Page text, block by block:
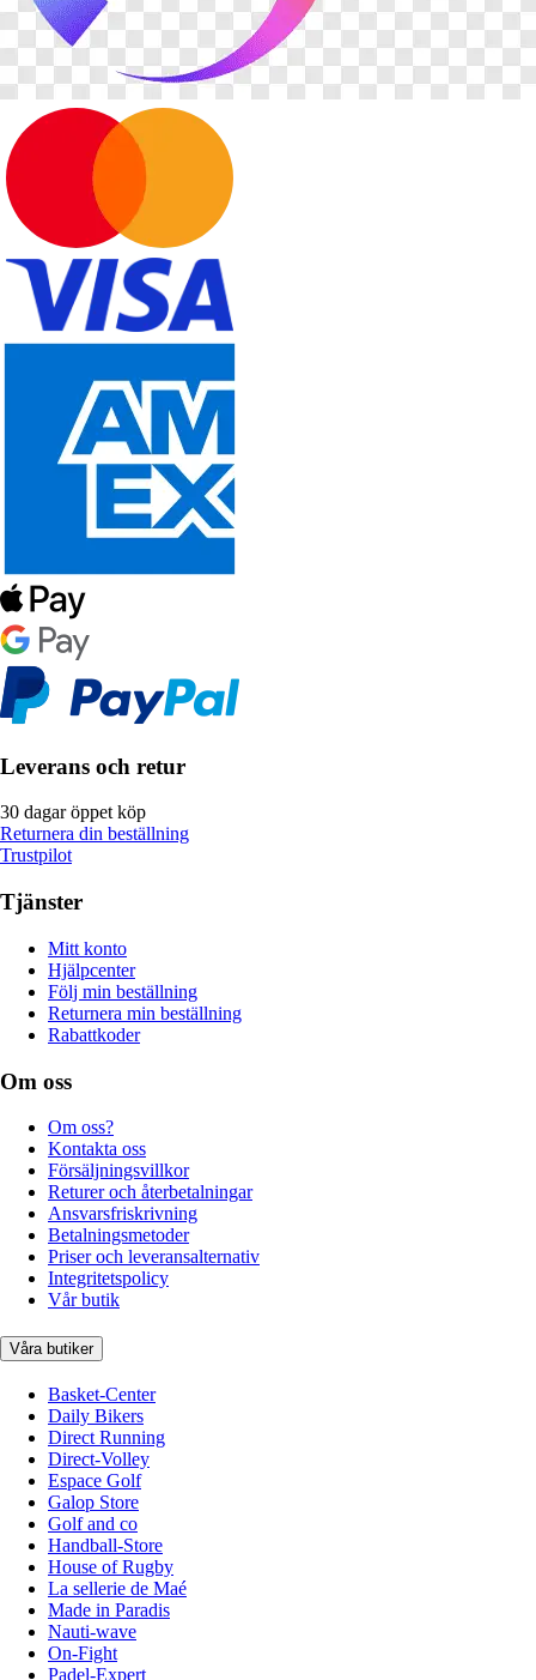
Leverans och retur
30 dagar öppet köp
Returnera din beställning
Trustpilot
Tjänster
Mitt konto
Hjälpcenter
Följ min beställning
Returnera min beställning
Rabattkoder
Om oss
Om oss?
Kontakta oss
Försäljningsvillkor
Returer och återbetalningar
Ansvarsfriskrivning
Betalningsmetoder
Priser och leveransalternativ
Integritetspolicy
Vår butik
Våra butiker
Basket-Center
Daily Bikers
Direct Running
Direct-Volley
Espace Golf
Galop Store
Golf and co
Handball-Store
House of Rugby
La sellerie de Maé
Made in Paradis
Nauti-wave
On-Fight
Padel-Expert